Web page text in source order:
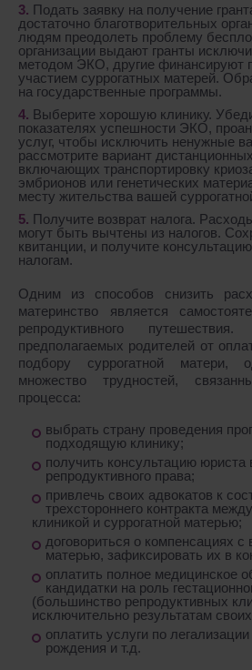
Подать заявку на получение
достаточно благотворительных
людям преодолеть проблему
организации выдают гранты
методом ЭКО, другие финансируют
участием суррогатных матерей.
на государственные программы.
Выберите хорошую клинику.
показателях успешности ЭКО,
услуг, чтобы исключить ненужные
рассмотрите вариант
включающих транспортировку
эмбрионов или генетических
месту жительства вашей
Получите возврат налога.
могут быть вычтены из налогов.
квитанции, и получите
налогам.
Одним из способов снизить
материнство является
репродуктивного
предполагаемых родителей от
подбору суррогатной матери,
множество трудностей,
процесса:
выбрать страну проведения
подходящую клинику;
получить консультацию юриста
репродуктивного права;
привлечь своих адвокатов к
трехстороннего контракта
клиникой и суррогатной матерью;
договориться о компенсациях с
матерью, зафиксировать их в
оплатить полное медицинское
кандидатки на роль
(большинство репродуктивных
исключительно результатам
оплатить услуги по
рождения и т.д.